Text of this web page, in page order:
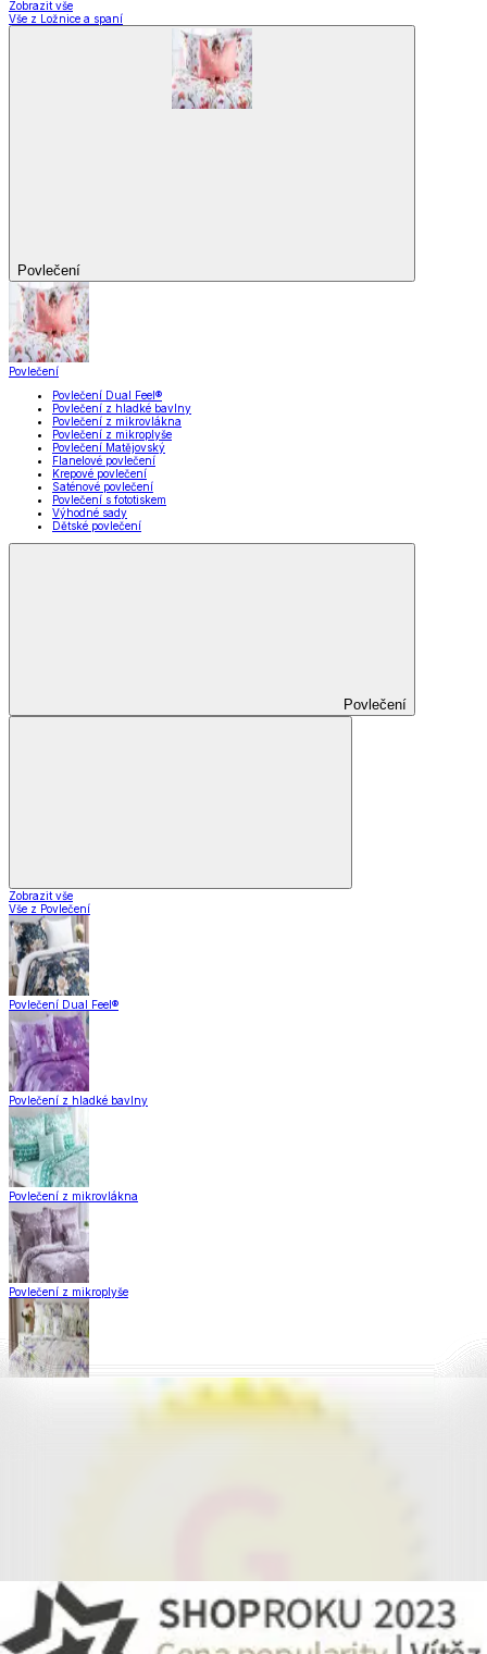
Zobrazit vše
Vše z Ložnice a spaní
Povlečení
Povlečení
Povlečení Dual Feel®
Povlečení z hladké bavlny
Povlečení z mikrovlákna
Povlečení z mikroplyše
Povlečení Matějovský
Flanelové povlečení
Krepové povlečení
Saténové povlečení
Povlečení s fototiskem
Výhodné sady
Dětské povlečení
Povlečení
Zobrazit vše
Vše z Povlečení
Povlečení Dual Feel®
Povlečení z hladké bavlny
Povlečení z mikrovlákna
Povlečení z mikroplyše
Krepové povlečení